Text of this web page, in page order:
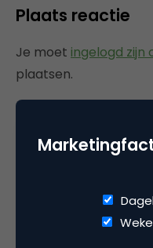
Plaats reactie
Je moet ingelogd zijn
plaatsen.
Gerelateerde